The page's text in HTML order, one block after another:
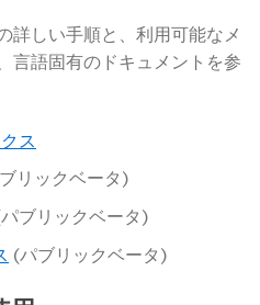
詳しい手順と、利用可能なメ
言語固有のドキュメントを参
ス
リックベータ)
パブリックベータ)
​ (パブリックベータ)